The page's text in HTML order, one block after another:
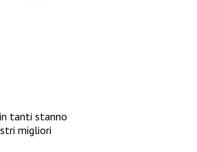
tanti stanno
migliori